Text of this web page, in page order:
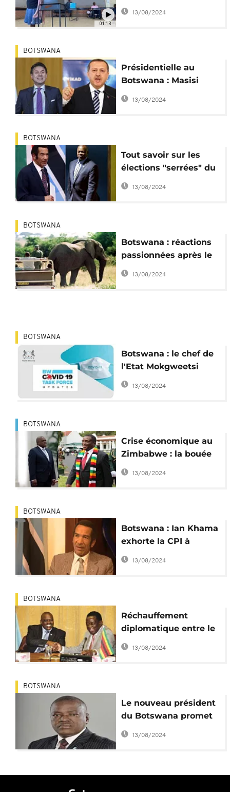
01:13
les résultats des
Législatives devant la
13/08/2024
BOTSWANA
Présidentielle au
Botswana : Masisi
réélu, l'opposition
conteste
13/08/2024
BOTSWANA
Tout savoir sur les
élections "serrées" du
Botswana
13/08/2024
BOTSWANA
Botswana : réactions
passionnées après le
rétablissement de la
13/08/2024
BOTSWANA
Botswana : le chef de
l'Etat Mokgweetsi
Masisi placé en
quarantaine
13/08/2024
BOTSWANA
Crise économique au
Zimbabwe : la bouée
de sauvetage du
Botswana
13/08/2024
BOTSWANA
Botswana : Ian Khama
exhorte la CPI à
traquer de
« méchants »
13/08/2024
BOTSWANA
Réchauffement
diplomatique entre le
Botswana et le
Zimbabwe
13/08/2024
BOTSWANA
Le nouveau président
du Botswana promet
de s'attaquer au
chômage des jeunes
13/08/2024